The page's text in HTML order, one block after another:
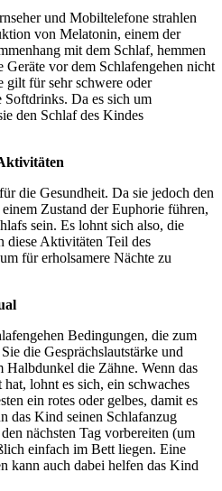
und Mobiltelefone strahlen
von Melatonin, einem der
mit dem Schlaf, hemmen
Geräte vor dem Schlafengehen nicht
gilt für sehr schwere oder
Da es sich um
den Schlaf des Kindes
die Gesundheit. Da sie jedoch den
Zustand der Euphorie führen,
sein. Es lohnt sich also, die
diese Aktivitäten Teil des
für erholsamere Nächte zu
Bedingungen, die zum
die Gesprächslautstärke und
die Zähne. Wenn das
lohnt es sich, ein schwaches
ein rotes oder gelbes, damit es
das Kind seinen Schlafanzug
nächsten Tag vorbereiten (um
einfach im Bett liegen. Eine
kann auch dabei helfen das Kind